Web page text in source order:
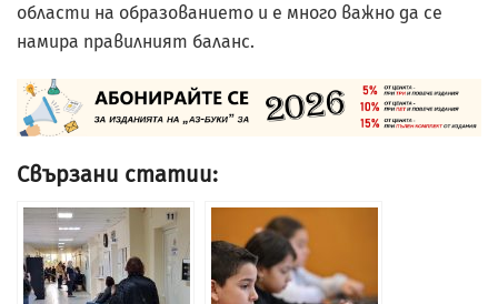
области на образованието и е много важно да се
намира правилният баланс.
Свързани статии: